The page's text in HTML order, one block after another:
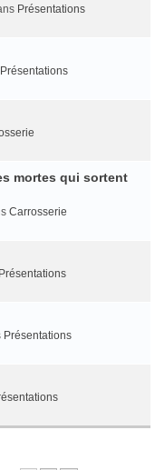
Présentations
Présentations
mortes qui sortent
Carrosserie
Présentations
Présentations